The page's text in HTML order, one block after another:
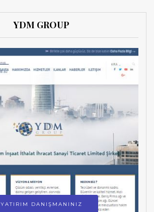
YDM GROUP
YATIRIM DANIŞMANINIZ